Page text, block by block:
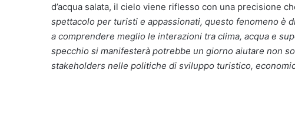
d’acqua salata, il cielo viene riflesso con una precisione
spettacolo per turisti e appassionati, questo fenomeno è
a comprendere meglio le interazioni tra clima, acqua e
specchio si manifesterà potrebbe un giorno aiutare non
stakeholders nelle politiche di sviluppo turistico,